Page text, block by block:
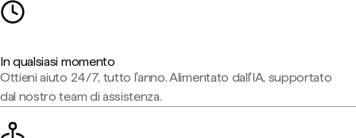
In qualsiasi momento
Ottieni aiuto 24/7, tutto l'anno. Alimentato dall'IA, supportato
dal nostro team di assistenza.